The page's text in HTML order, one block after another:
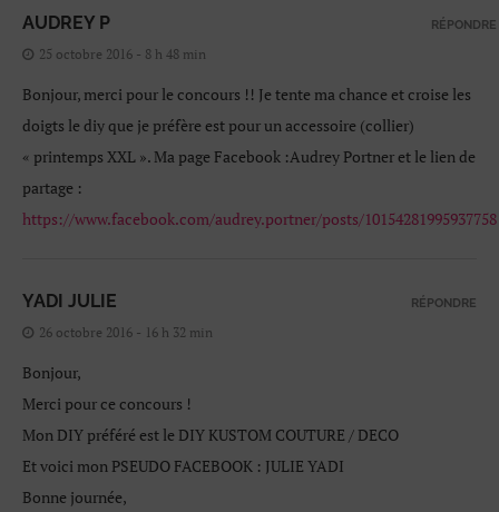
AUDREY P
25 octobre 2016 - 8 h 48 min
Bonjour, merci pour le concours !! Je tente ma chance et croise les
doigts le diy que je préfère est pour un accessoire (collier)
« printemps XXL ». Ma page Facebook :Audrey Portner et le lien de
partage :
https://www.facebook.com/audrey.portner/posts/10154281995937758
RÉPONDRE
YADI JULIE
26 octobre 2016 - 16 h 32 min
Bonjour,
Merci pour ce concours !
Mon DIY préféré est le DIY KUSTOM COUTURE / DECO
Et voici mon PSEUDO FACEBOOK : JULIE YADI
Bonne journée,
RÉPONDRE